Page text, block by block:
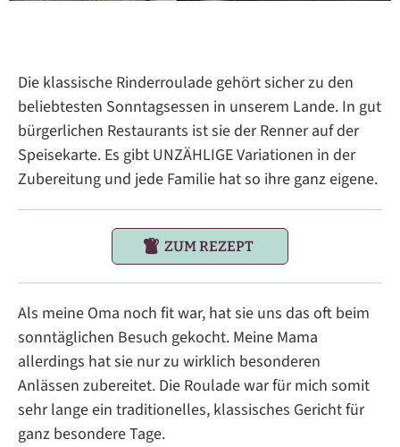
Die klassische Rinderroulade gehört sicher zu den
beliebtesten Sonntagsessen in unserem Lande. In gut
bürgerlichen Restaurants ist sie der Renner auf der
Speisekarte. Es gibt UNZÄHLIGE Variationen in der
Zubereitung und jede Familie hat so ihre ganz eigene.
ZUM REZEPT
Als meine Oma noch fit war, hat sie uns das oft beim
sonntäglichen Besuch gekocht. Meine Mama
allerdings hat sie nur zu wirklich besonderen
Anlässen zubereitet. Die Roulade war für mich somit
sehr lange ein traditionelles, klassisches Gericht für
ganz besondere Tage.